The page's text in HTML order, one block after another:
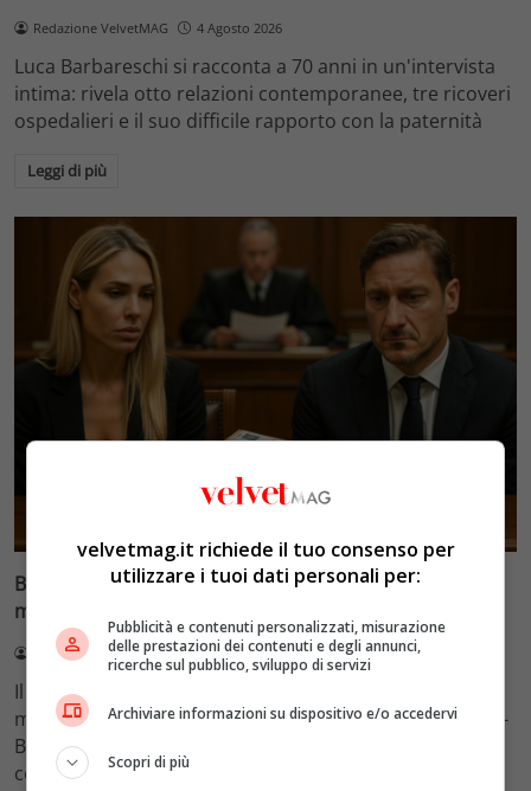
Redazione VelvetMAG 4 Agosto 2026
Luca Barbareschi si racconta a 70 anni in un'intervista
intima: rivela otto relazioni contemporanee, tre ricoveri
ospedalieri e il suo difficile rapporto con la paternità
Leggi di più
Blasi vs Totti: il giudice riduce l’assegno di
mantenimento a 10.900 euro
Redazione VelvetMAG 4 Agosto 2026
Il Tribunale di Roma ha fissato l'assegno di
mantenimento figli a 10.900 euro mensili nel caso Totti-
Blasi, respingendo la richiesta di 20mila euro della
conduttrice.
velvetmag.it richiede il tuo consenso per
utilizzare i tuoi dati personali per:
Pubblicità e contenuti personalizzati, misurazione
delle prestazioni dei contenuti e degli annunci,
ricerche sul pubblico, sviluppo di servizi
Archiviare informazioni su dispositivo e/o accedervi
Scopri di più